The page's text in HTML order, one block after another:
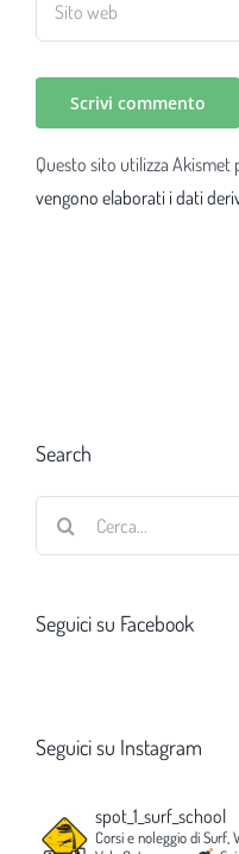
Questo sito utilizza Akismet
vengono elaborati i dati
Search
Seguici su Facebook
Seguici su Instagram
spot_1_surf_school
Corsi e noleggio di Surf,